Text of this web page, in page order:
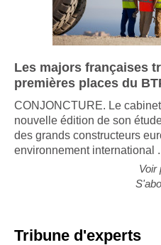
Les majors françaises
premières places du
CONJONCTURE. Le
nouvelle édition de son
des grands constructeurs
environnement international
Voir
Tribune d'experts